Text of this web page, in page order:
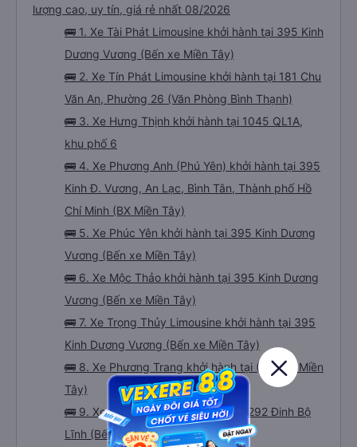
lượng cao, uy tín, giá rẻ nhất 08/2026
🚌 1. Xe Tài Phát Limousine khởi hành tại 395 Kinh
Dương Vương (Bến xe Miền Tây)
🚌 2. Xe Tín Phát Limousine khởi hành tại 181 Chu
Văn An, Phường 26 (Văn Phòng Bình Thạnh)
🚌 3. Xe Hưng Thịnh khởi hành tại 1045 QL1A,
khu phố 6
🚌 4. Xe Phương Anh (Phú Yên) khởi hành tại 395
Kinh Đ. Vương, An Lạc, Bình Tân, Thành phố Hồ
Chí Minh (BX Miền Tây)
🚌 5. Xe Phúc Yên khởi hành tại 395 Kinh Dương
Vương (Bến xe Miền Tây)
🚌 6. Xe Mộc Thảo khởi hành tại 395 Kinh Dương
Vương (Bến xe Miền Tây)
🚌 7. Xe Trọng Thủy Limousine khởi hành tại 395
Kinh Dương Vương (Bến xe Miền Tây)
🚌 8. Xe Phương Trang khởi hành tại (Bến xe Miền
Tây)
🚌 9. Xe Trung Thành khởi hành tại 292 Đinh Bộ
Lĩnh (Bến xe Miền Đông)